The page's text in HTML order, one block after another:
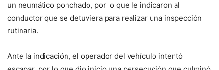
un neumático ponchado, por lo que le indicaron al
conductor que se detuviera para realizar una inspección
rutinaria.
Ante la indicación, el operador del vehículo intentó